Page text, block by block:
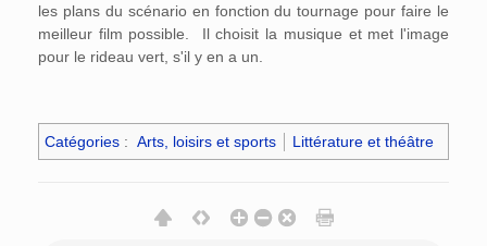
les plans du scénario en fonction du tournage pour faire le
meilleur film possible. Il choisit la musique et met l'image
pour le rideau vert, s'il y en a un.
Catégories : Arts, loisirs et sports Littérature et théâtre